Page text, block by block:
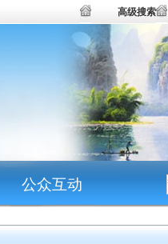
高级搜索
公众互动